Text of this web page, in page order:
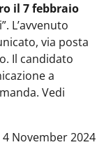
il 7 febbraio
L’avvenuto
via posta
Il candidato
a
Vedi
Data notizia :
4 November 2024